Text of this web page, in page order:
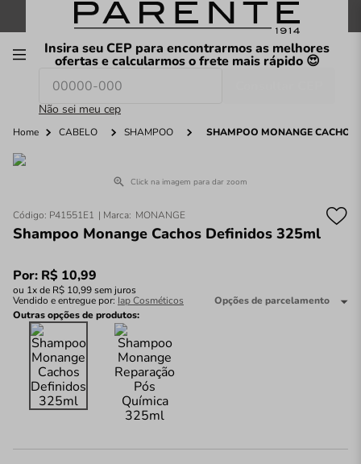
FRETE GRÁTIS nas compras a partir de R$199
Insira seu CEP para encontrarmos as melhores
ofertas e calcularmos o frete mais rápido 😍
Não sei meu cep
O que você procura hoje?
Home CABELO SHAMPOO SHAMPOO MONANGE CACHOS
Click na imagem para dar zoom
Código: P41551E1 MONANGE
Shampoo Monange Cachos Definidos 325ml
Por: R$ 10,99
ou 1x de R$ 10,99sem juros
Vendido e entregue por: Iap Cosméticos
Opções de parcelamento
Outras opções de produtos: